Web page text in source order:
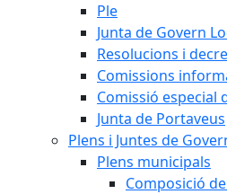
Ple
Junta de Govern
Resolucions i
Comissions
Comissió especial
Junta de Portaveus
Plens i Juntes de
Plens municipals
Composició